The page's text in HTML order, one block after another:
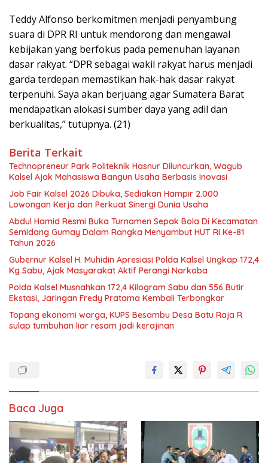
Teddy Alfonso berkomitmen menjadi penyambung
suara di DPR RI untuk mendorong dan mengawal
kebijakan yang berfokus pada pemenuhan layanan
dasar rakyat. “DPR sebagai wakil rakyat harus menjadi
garda terdepan memastikan hak-hak dasar rakyat
terpenuhi. Saya akan berjuang agar Sumatera Barat
mendapatkan alokasi sumber daya yang adil dan
berkualitas,” tutupnya. (21)
Berita Terkait
Technopreneur Park Politeknik Hasnur Diluncurkan, Wagub
Kalsel Ajak Mahasiswa Bangun Usaha Berbasis Inovasi
Job Fair Kalsel 2026 Dibuka, Sediakan Hampir 2.000
Lowongan Kerja dan Perkuat Sinergi Dunia Usaha
Abdul Hamid Resmi Buka Turnamen Sepak Bola Di Kecamatan
Semidang Gumay Dalam Rangka Menyambut HUT RI Ke-81
Tahun 2026
Gubernur Kalsel H. Muhidin Apresiasi Polda Kalsel Ungkap 172,4
Kg Sabu, Ajak Masyarakat Aktif Perangi Narkoba
Polda Kalsel Musnahkan 172,4 Kilogram Sabu dan 556 Butir
Ekstasi, Jaringan Fredy Pratama Kembali Terbongkar
Topang ekonomi warga, KUPS Besambu Desa Batu Raja R
sulap tumbuhan liar resam jadi kerajinan
Baca Juga